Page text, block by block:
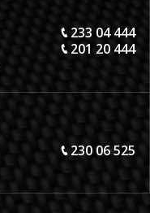
233 04 444
201 20 444
230 06 525